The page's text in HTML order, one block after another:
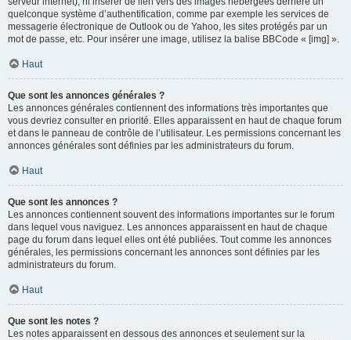
quelconque système d’authentification, comme par exemple les services de
messagerie électronique de Outlook ou de Yahoo, les sites protégés par un
mot de passe, etc. Pour insérer une image, utilisez la balise BBCode « [img] ».
Haut
Que sont les annonces générales ?
Les annonces générales contiennent des informations très importantes que
vous devriez consulter en priorité. Elles apparaissent en haut de chaque forum
et dans le panneau de contrôle de l’utilisateur. Les permissions concernant les
annonces générales sont définies par les administrateurs du forum.
Haut
Que sont les annonces ?
Les annonces contiennent souvent des informations importantes sur le forum
dans lequel vous naviguez. Les annonces apparaissent en haut de chaque
page du forum dans lequel elles ont été publiées. Tout comme les annonces
générales, les permissions concernant les annonces sont définies par les
administrateurs du forum.
Haut
Que sont les notes ?
Les notes apparaissent en dessous des annonces et seulement sur la